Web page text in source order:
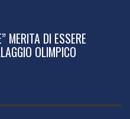
MERITA DI ESSERE
OLIMPICO